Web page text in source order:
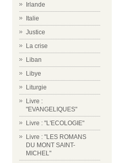
Irlande
Italie
Justice
La crise
Liban
Libye
Liturgie
Livre :
"EVANGELIQUES"
Livre : "L'ECOLOGIE"
Livre : "LES ROMANS
DU MONT SAINT-
MICHEL"